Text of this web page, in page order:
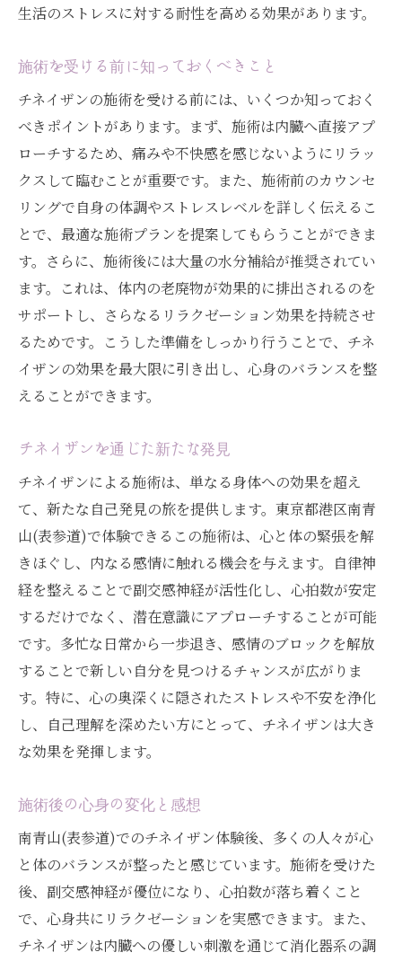
生活のストレスに対する耐性を高める効果があります。
施術を受ける前に知っておくべきこと
チネイザンの施術を受ける前には、いくつか知っておく
べきポイントがあります。まず、施術は内臓へ直接アプ
ローチするため、痛みや不快感を感じないようにリラッ
クスして臨むことが重要です。また、施術前のカウンセ
リングで自身の体調やストレスレベルを詳しく伝えるこ
とで、最適な施術プランを提案してもらうことができま
す。さらに、施術後には大量の水分補給が推奨されてい
ます。これは、体内の老廃物が効果的に排出されるのを
サポートし、さらなるリラクゼーション効果を持続させ
るためです。こうした準備をしっかり行うことで、チネ
イザンの効果を最大限に引き出し、心身のバランスを整
えることができます。
チネイザンを通じた新たな発見
チネイザンによる施術は、単なる身体への効果を超え
て、新たな自己発見の旅を提供します。東京都港区南青
山(表参道)で体験できるこの施術は、心と体の緊張を解
きほぐし、内なる感情に触れる機会を与えます。自律神
経を整えることで副交感神経が活性化し、心拍数が安定
するだけでなく、潜在意識にアプローチすることが可能
です。多忙な日常から一歩退き、感情のブロックを解放
することで新しい自分を見つけるチャンスが広がりま
す。特に、心の奥深くに隠されたストレスや不安を浄化
し、自己理解を深めたい方にとって、チネイザンは大き
な効果を発揮します。
施術後の心身の変化と感想
南青山(表参道)でのチネイザン体験後、多くの人々が心
と体のバランスが整ったと感じています。施術を受けた
後、副交感神経が優位になり、心拍数が落ち着くこと
で、心身共にリラクゼーションを実感できます。また、
チネイザンは内臓への優しい刺激を通じて消化器系の調